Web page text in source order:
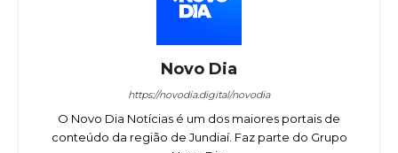
Novo Dia
https://novodia.digital/novodia
O Novo Dia Notícias é um dos maiores portais de
conteúdo da região de Jundiaí. Faz parte do Grupo